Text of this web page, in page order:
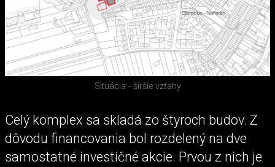
Situácia - širšie vzťahy
Celý komplex sa skladá zo štyroch budov. Z
dôvodu financovania bol rozdelený na dve
samostatné investičné akcie. Prvou z nich je